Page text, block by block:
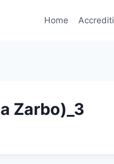
Home Accrediti
Zarbo)_3